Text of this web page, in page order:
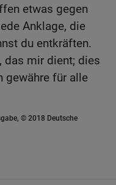
etwas gegen
Anklage, die
du entkräften.
das mir dient; dies
gewähre für alle
© 2018 Deutsche